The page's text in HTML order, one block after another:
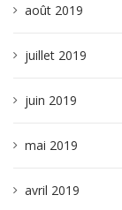
août 2019
juillet 2019
juin 2019
mai 2019
avril 2019